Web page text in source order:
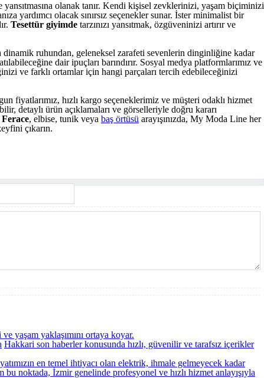
olanak tanır. Kendi kişisel zevklerinizi, yaşam biçiminizi
yardımcı olacak sınırsız seçenekler sunar. İster minimalist bir
Tesettür giyimde tarzınızı yansıtmak, özgüveninizi artırır ve
dinamik ruhundan, geleneksel zarafeti sevenlerin dinginliğine kadar
dair ipuçları barındırır. Sosyal medya platformlarımız ve
ve farklı ortamlar için hangi parçaları tercih edebileceğinizi
fiyatlarımız, hızlı kargo seçeneklerimiz ve müşteri odaklı hizmet
detaylı ürün açıklamaları ve görselleriyle doğru kararı
Ferace, elbise, tunik veya baş örtüsü arayışınızda, My Moda Line her
çıkarın.
yaşam yaklaşımını ortaya koyar.
Hakkari son haberler konusunda hızlı, güvenilir ve tarafsız içerikler
en temel ihtiyacı olan elektrik, ihmale gelmeyecek kadar
noktada, İzmir genelinde profesyonel ve hızlı hizmet anlayışıyla